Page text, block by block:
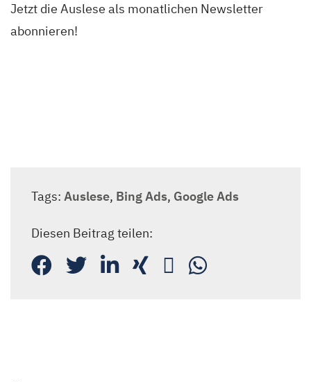
Jetzt die Auslese als monatlichen Newsletter
abonnieren!
Tags: Auslese, Bing Ads, Google Ads
Diesen Beitrag teilen: